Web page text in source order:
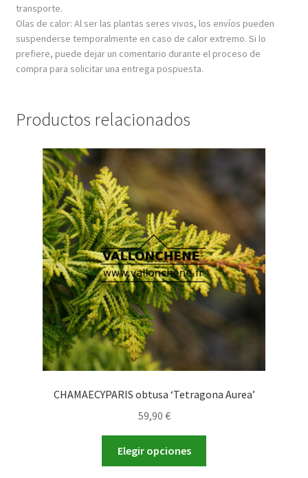
transporte.
Olas de calor: Al ser las plantas seres vivos, los envíos pueden
suspenderse temporalmente en caso de calor extremo. Si lo
prefiere, puede dejar un comentario durante el proceso de
compra para solicitar una entrega pospuesta.
Productos relacionados
CHAMAECYPARIS obtusa ‘Tetragona Aurea’
59,90 €
Elegir opciones